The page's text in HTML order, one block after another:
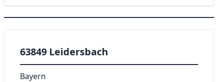
63849 Leidersbach
Bayern